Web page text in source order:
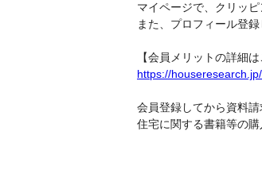
マイページで、クリッ
また、プロフィール登
【会員メリットの詳細は
https://
会員登録してから資料
住宅に関する書籍等の購